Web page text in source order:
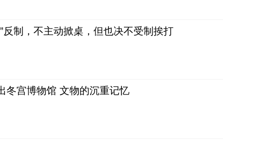
反制，不主动掀桌，但也决不受制挨打
冬宫博物馆 文物的沉重记忆